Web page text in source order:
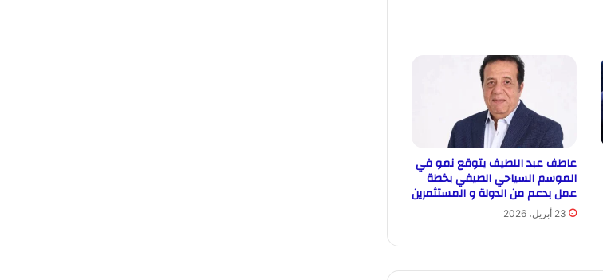
عاطف عبد اللطيف يتوقع نمو في
الموسم السياحي الصيفي بخطة
عمل بدعم من الدولة و المستثمرين
23 أبريل، 2026